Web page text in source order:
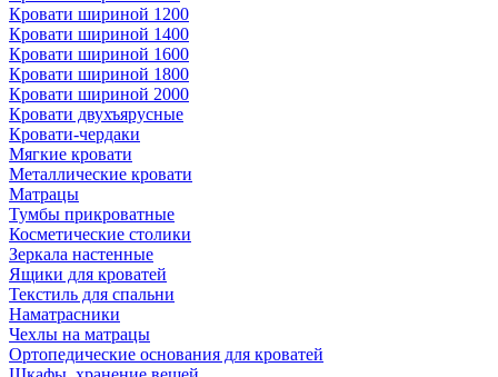
Кровати шириной 1200
Кровати шириной 1400
Кровати шириной 1600
Кровати шириной 1800
Кровати шириной 2000
Кровати двухъярусные
Кровати-чердаки
Мягкие кровати
Металлические кровати
Матрацы
Тумбы прикроватные
Косметические столики
Зеркала настенные
Ящики для кроватей
Текстиль для спальни
Наматрасники
Чехлы на матрацы
Ортопедические основания для кроватей